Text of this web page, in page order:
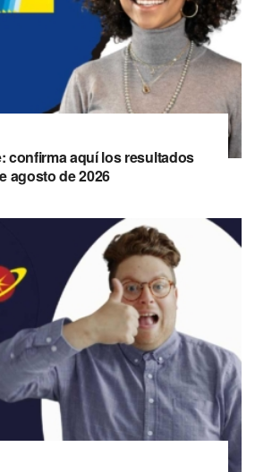
confirma aquí los resultados
agosto de 2026